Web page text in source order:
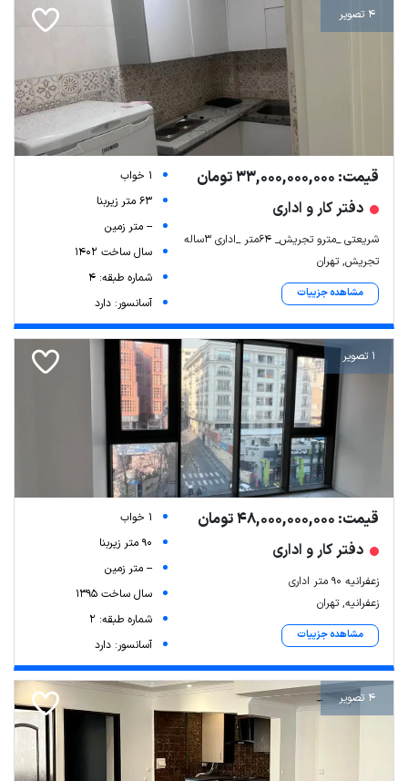
4 تصویر
قیمت: 33,000,000,000 تومان
دفتر کار و اداری
شریعتی _مترو تجریش_ 64متر _اداری 3ساله
تجریش, تهران
مشاهده جزییات
1 خواب
63 متر زیربنا
-- متر زمین
سال ساخت 1402
شماره طبقه: 4
آسانسور: دارد
1 تصویر
قیمت: 48,000,000,000 تومان
دفتر کار و اداری
زعفرانیه ۹۰ متر اداری
زعفرانیه, تهران
مشاهده جزییات
1 خواب
90 متر زیربنا
-- متر زمین
سال ساخت 1395
شماره طبقه: 2
آسانسور: دارد
4 تصویر